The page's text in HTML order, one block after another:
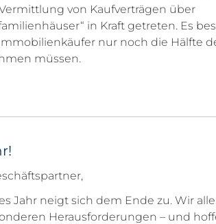
von Kaufverträgen über
in Kraft getreten. Es
nur noch die Hälfte
müssen.
Jahr neigt sich dem Ende zu. Wir alle
Herausforderungen – und